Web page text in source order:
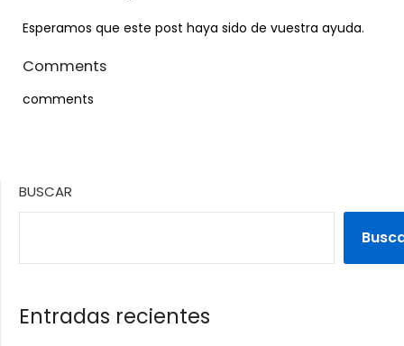
Esperamos que este post haya sido de vuestra ayuda.
Comments
comments
BUSCAR
Entradas recientes